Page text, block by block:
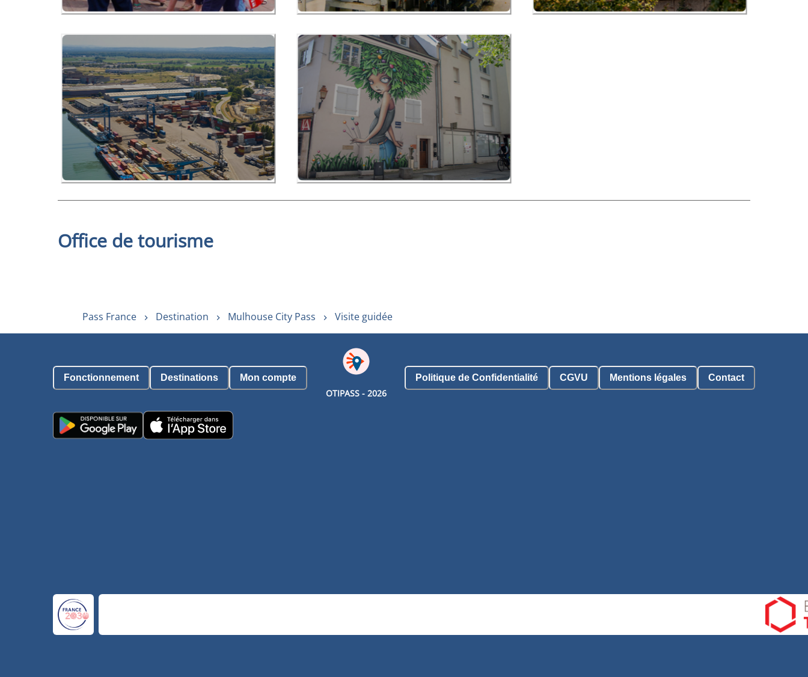
Office de tourisme
Pass France Destination Mulhouse City Pass Visite guidée
Fonctionnement Destinations Mon compte
OTIPASS - 2026
Politique de Confidentialité CGVU Mentions légales Contact